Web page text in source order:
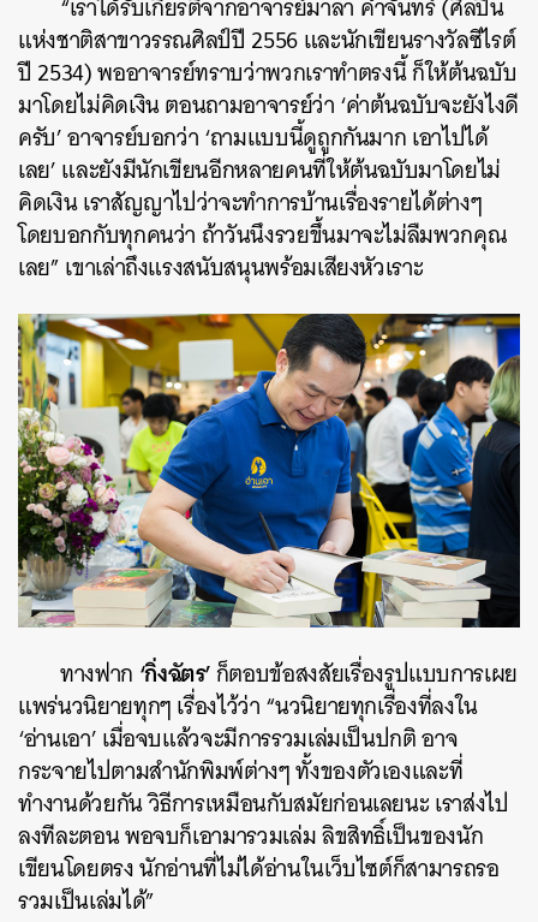
แห่งชาติสาขาวรรณศิลป์ปี 2556 และนักเขียนรางวัลซีไรต์
ปี 2534) พออาจารย์ทราบว่าพวกเราทำตรงนี้ ก็ให้ต้นฉบับ
มาโดยไม่คิดเงิน ตอนถามอาจารย์ว่า ‘ค่าต้นฉบับจะยังไงดี
ครับ’ อาจารย์บอกว่า ‘ถามแบบนี้ดูถูกกันมาก เอาไปได้
เลย’ และยังมีนักเขียนอีกหลายคนที่ให้ต้นฉบับมาโดยไม่
คิดเงิน เราสัญญาไปว่าจะทำการบ้านเรื่องรายได้ต่างๆ
โดยบอกกับทุกคนว่า ถ้าวันนึงรวยขึ้นมาจะไม่ลืมพวกคุณ
เลย” เขาเล่าถึงแรงสนับสนุนพร้อมเสียงหัวเราะ
ทางฟาก ‘กิ่งฉัตร’ก็ตอบข้อสงสัยเรื่องรูปแบบการเผย
แพร่นวนิยายทุกๆ เรื่องไว้ว่า “นวนิยายทุกเรื่องที่ลงใน
‘อ่านเอา’ เมื่อจบแล้วจะมีการรวมเล่มเป็นปกติ อาจ
กระจายไปตามสำนักพิมพ์ต่างๆ ทั้งของตัวเองและที่
ทำงานด้วยกัน วิธีการเหมือนกับสมัยก่อนเลยนะ เราส่งไป
ลงทีละตอน พอจบก็เอามารวมเล่ม ลิขสิทธิ์เป็นของนัก
เขียนโดยตรง นักอ่านที่ไม่ได้อ่านในเว็บไซต์ก็สามารถรอ
รวมเป็นเล่มได้”
ค้นหา
SHARE TWEET LINE EMAIL